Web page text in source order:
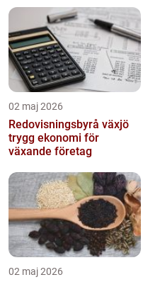
02 maj 2026
Redovisningsbyrå växjö
trygg ekonomi för
växande företag
02 maj 2026